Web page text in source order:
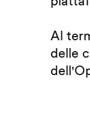
Al
delle